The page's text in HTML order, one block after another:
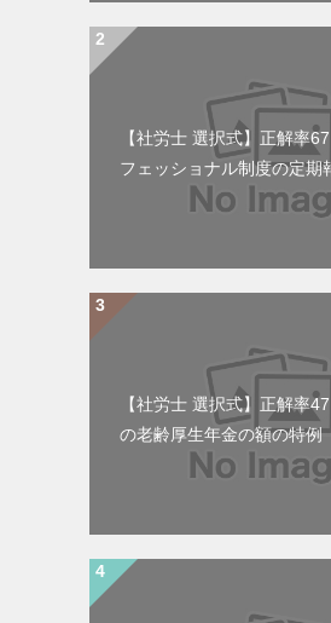
【社労士 選択式】正解率
フェッショナル制度の定期
【社労士 選択式】正解率
の老齢厚生年金の額の特例